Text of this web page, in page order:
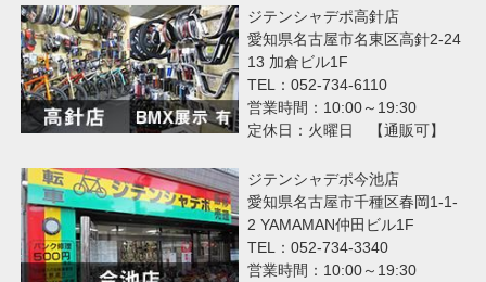
ジテンシャデポ高針店
愛知県名古屋市名東区高針2-24
13 加倉ビル1F
TEL：052-734-6110
営業時間：10:00～19:30
定休日：火曜日 【通販可】
ジテンシャデポ今池店
愛知県名古屋市千種区春岡1-1-
2 YAMAMAN仲田ビル1F
TEL：052-734-3340
営業時間：10:00～19:30